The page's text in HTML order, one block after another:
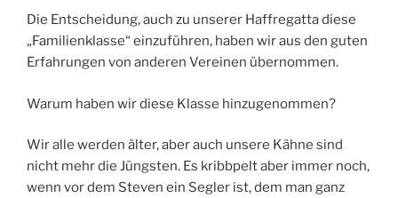
Die Entscheidung, auch zu unserer Haffregatta diese
„Familienklasse“ einzuführen, haben wir aus den guten
Erfahrungen von anderen Vereinen übernommen.
Warum haben wir diese Klasse hinzugenommen?
Wir alle werden älter, aber auch unsere Kähne sind
nicht mehr die Jüngsten. Es kribbpelt aber immer noch,
wenn vor dem Steven ein Segler ist, dem man ganz